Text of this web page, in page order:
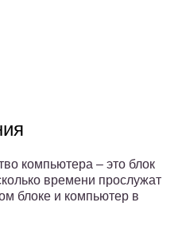
компьютера – это блок
времени прослужат
блоке и компьютер в